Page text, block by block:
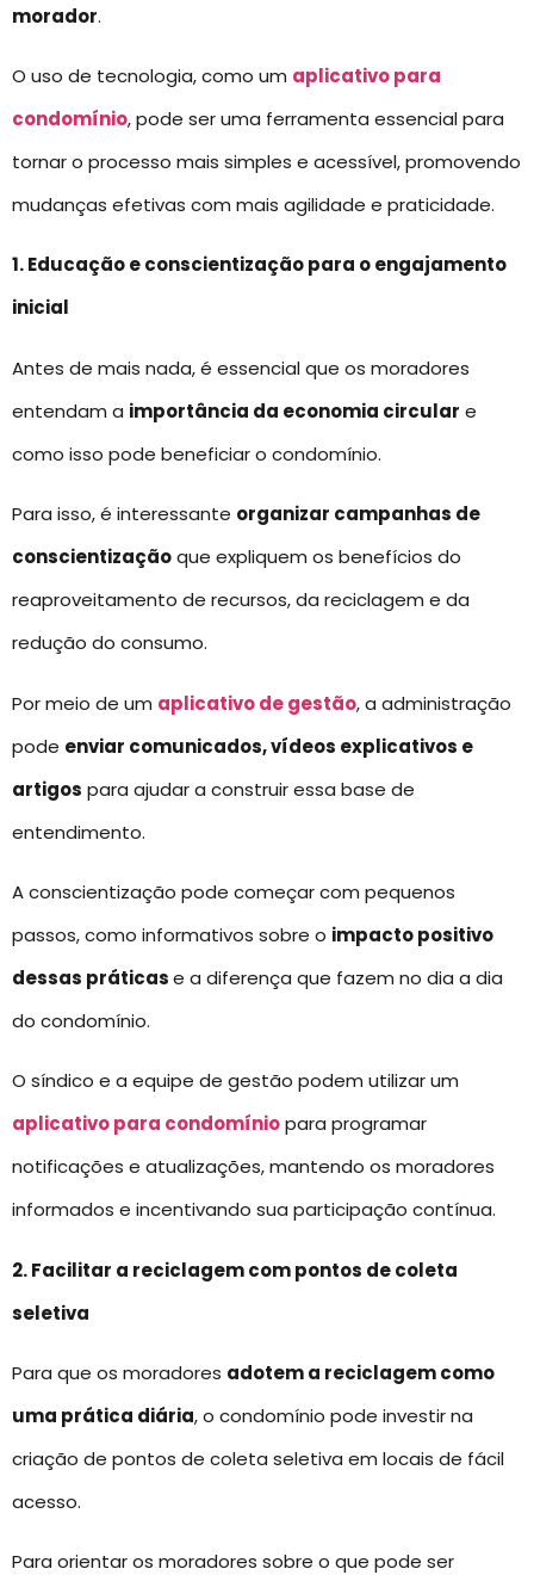
morador.
O uso de tecnologia, como um aplicativo para
condomínio, pode ser uma ferramenta essencial para
tornar o processo mais simples e acessível, promovendo
mudanças efetivas com mais agilidade e praticidade.
1. Educação e conscientização para o engajamento
inicial
Antes de mais nada, é essencial que os moradores
entendam a importância da economia circular e
como isso pode beneficiar o condomínio.
Para isso, é interessante organizar campanhas de
conscientizaçãoque expliquem os benefícios do
reaproveitamento de recursos, da reciclagem e da
redução do consumo.
Por meio de um aplicativo de gestão, a administração
pode enviar comunicados, vídeos explicativos e
artigos para ajudar a construir essa base de
entendimento.
A conscientização pode começar com pequenos
passos, como informativos sobre o impacto positivo
dessas práticase a diferença que fazem no dia a dia
do condomínio.
O síndico e a equipe de gestão podem utilizar um
aplicativo para condomíniopara programar
notificações e atualizações, mantendo os moradores
informados e incentivando sua participação contínua.
2. Facilitar a reciclagem com pontos de coleta
seletiva
Para que os moradores adotem a reciclagem como
uma prática diária, o condomínio pode investir na
criação de pontos de coleta seletiva em locais de fácil
acesso.
Para orientar os moradores sobre o que pode ser